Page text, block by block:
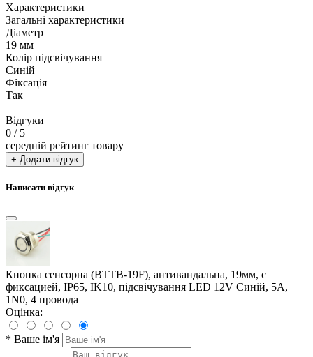
Характеристики
Загальні характеристики
Діаметр
19 мм
Колір підсвічування
Синій
Фіксація
Так
Відгуки
0 / 5
середній рейтинг товару
+ Додати відгук
Написати відгук
Кнопка сенсорна (BTTB-19F), антивандальна, 19мм, с
фиксацией, IP65, IK10, підсвічування LED 12V Синій, 5А,
1N0, 4 провода
Оцінка:
* Ваше ім'я